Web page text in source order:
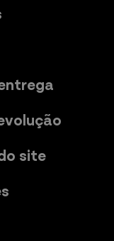
site